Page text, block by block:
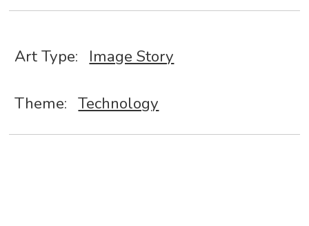
Art Type: Image Story
Theme: Technology